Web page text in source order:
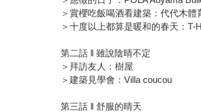
＞賞櫻吃飯喝酒看建築：代代木體
＞十度以上都算是暖和的春天：
第二話 ‖ 雖說陰晴不定
＞拜訪友人：樹屋
＞建築見學會：Villa coucou
第三話 ‖ 舒服的晴天